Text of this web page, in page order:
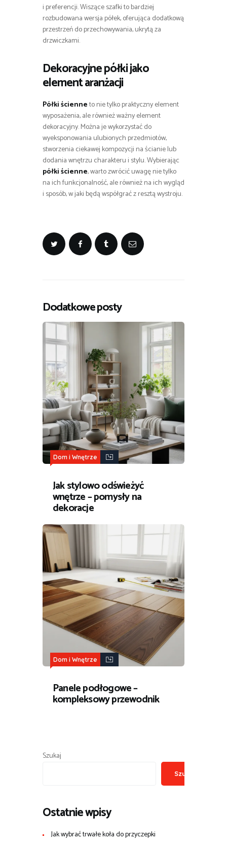
i preferencji. Wiszące szafki to bardziej
rozbudowana wersja półek, oferująca dodatkową
przestrzeń do przechowywania, ukrytą za
drzwiczkami.
Dekoracyjne półki jako
element aranżacji
Półki ścienneto nie tylko praktyczny element
wyposażenia, ale również ważny element
dekoracyjny. Można je wykorzystać do
wyeksponowania ulubionych przedmiotów,
stworzenia ciekawej kompozycji na ścianie lub
dodania wnętrzu charakteru i stylu. Wybierając
półki ścienne, warto zwrócić uwagę nie tylko
na ich funkcjonalność, ale również na ich wygląd
i sposób, w jaki będą współgrać z resztą wystroju.
Dodatkowe posty
Dom i Wnętrze
Jak stylowo odświeżyć
wnętrze – pomysły na
dekoracje
Dom i Wnętrze
Panele podłogowe –
kompleksowy przewodnik
Szukaj
Szukaj
Ostatnie wpisy
Jak wybrać trwałe koła do przyczepki